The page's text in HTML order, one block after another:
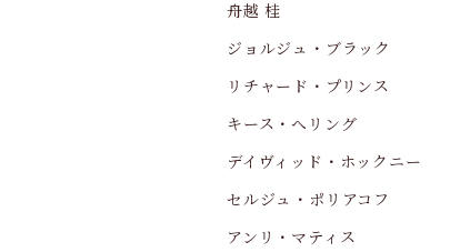
舟越 桂
ジョルジュ・ブラック
リチャード・プリンス
キース・へリング
デイヴィッド・ホックニー
セルジュ・ポリアコフ
アンリ・マティス